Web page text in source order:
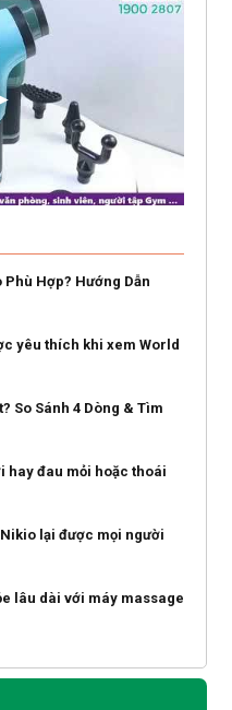
Hợp? Hướng Dẫn
yêu thích khi xem World
So Sánh 4 Dòng & Tìm
hay đau mỏi hoặc thoái
lại được mọi người
lâu dài với máy massage